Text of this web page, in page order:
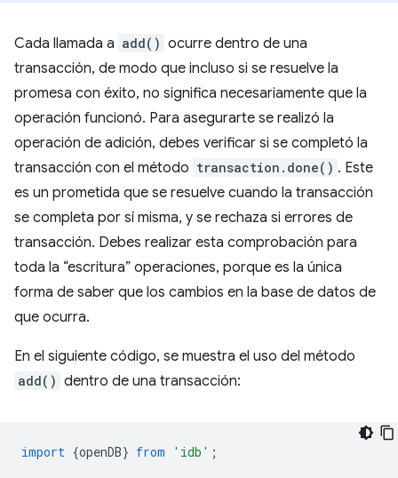
Cada llamada a add() ocurre dentro de una
transacción, de modo que incluso si se resuelve la
promesa con éxito, no significa necesariamente que la
operación funcionó. Para asegurarte se realizó la
operación de adición, debes verificar si se completó la
transacción con el método transaction.done() . Este
es un prometida que se resuelve cuando la transacción
se completa por sí misma, y se rechaza si errores de
transacción. Debes realizar esta comprobación para
toda la “escritura” operaciones, porque es la única
forma de saber que los cambios en la base de datos de
que ocurra.
En el siguiente código, se muestra el uso del método
add() dentro de una transacción:
import {openDB} from 'idb' ;